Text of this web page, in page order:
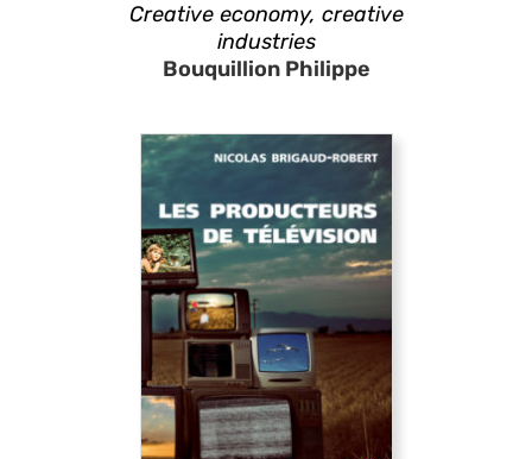
Creative economy, creative
industries
Bouquillion Philippe